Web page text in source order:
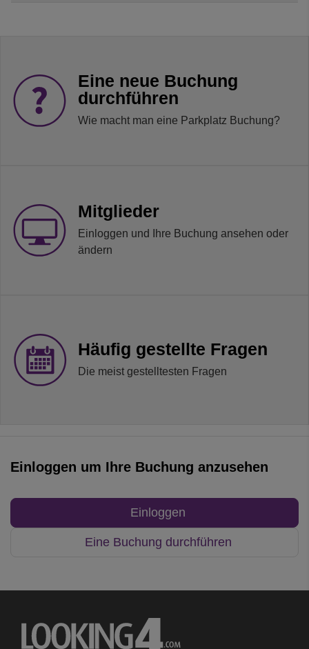
Eine neue Buchung
durchführen
Wie macht man eine Parkplatz Buchung?
Mitglieder
Einloggen und Ihre Buchung ansehen oder
ändern
Häufig gestellte Fragen
Die meist gestelltesten Fragen
Einloggen um Ihre Buchung anzusehen
Einloggen
Eine Buchung durchführen